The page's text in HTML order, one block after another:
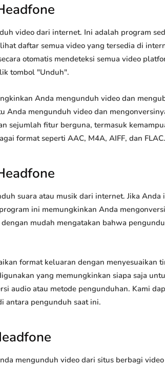
video dari internet. Ini adalah program
daftar semua video yang tersedia di
otomatis mendeteksi semua video
tombol "Unduh".
Anda mengunduh video dan
Anda mengunduh video dan
sejumlah fitur berguna, termasuk
format seperti AAC, M4A, AIFF, dan FLAC.
suara atau musik dari internet. Jika Anda
ini memungkinkan Anda
mudah mengatakan bahwa
format keluaran dengan menyesuaikan
yang memungkinkan siapa saja
audio atau metode pengunduhan. Kami
antara pengunduh saat ini.
mengunduh video dari situs berbagi